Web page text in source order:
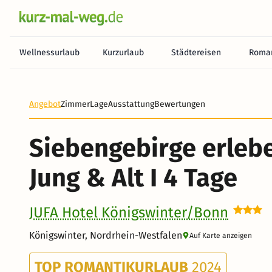
Wellnessurlaub Kurzurlaub Städtereisen
AngebotZimmerLageAusstattungBewertungen
Siebengebirge
Jung & Alt I 4 Tage
JUFA Hotel Königswinter/Bonn
Königswinter, Nordrhein-Westfalen Auf Karte anzeigen
TOP ROMANTIKURLAUB 2024